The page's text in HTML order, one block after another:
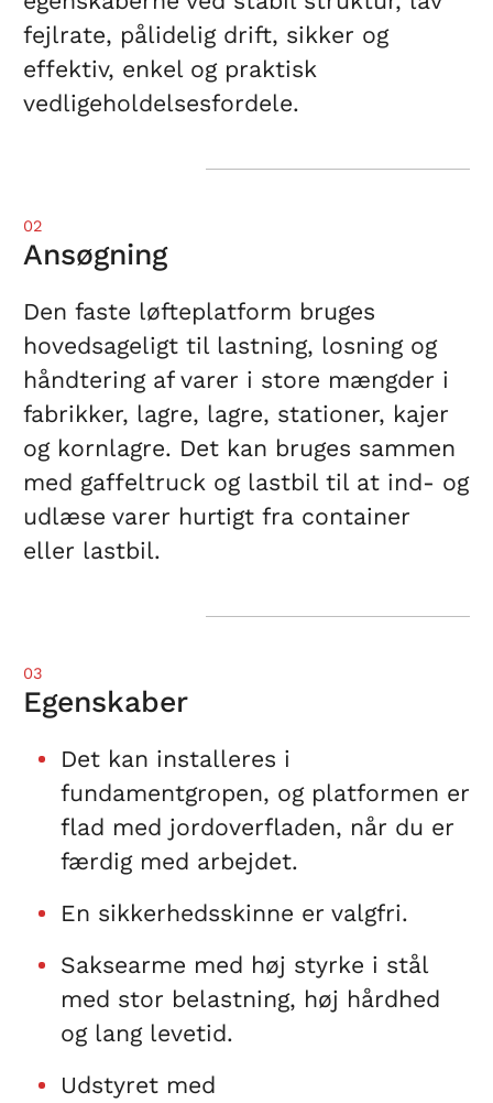
fejlrate, pålidelig drift, sikker og
effektiv, enkel og praktisk
vedligeholdelsesfordele.
02
Ansøgning
Den faste løfteplatform bruges
hovedsageligt til lastning, losning og
håndtering af varer i store mængder i
fabrikker, lagre, lagre, stationer, kajer
og kornlagre. Det kan bruges sammen
med gaffeltruck og lastbil til at ind- og
udlæse varer hurtigt fra container
eller lastbil.
03
Egenskaber
Det kan installeres i
fundamentgropen, og platformen er
flad med jordoverfladen, når du er
færdig med arbejdet.
En sikkerhedsskinne er valgfri.
Saksearme med høj styrke i stål
med stor belastning, høj hårdhed
og lang levetid.
Udstyret med